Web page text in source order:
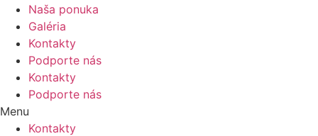
Naša ponuka
Galéria
Kontakty
Podporte nás
Kontakty
Podporte nás
Menu
Kontakty